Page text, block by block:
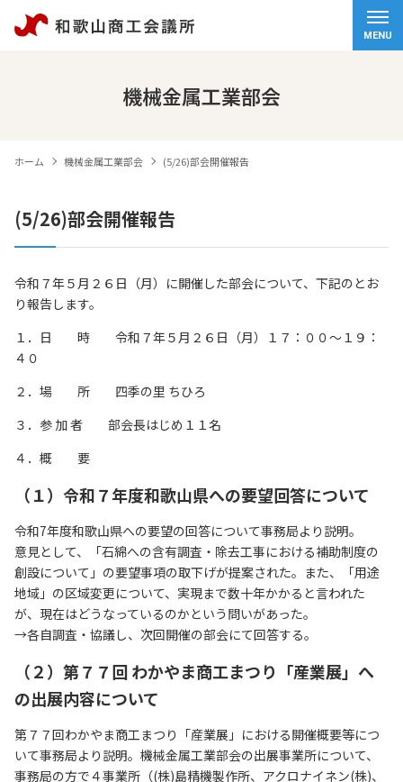
MENU
機械金属工業部会
ホーム 機械金属工業部会 (5/26)部会開催報告
(5/26)部会開催報告
令和７年５月２６日（月）に開催した部会について、下記のとお
り報告します。
１．日 時 令和７年５月２６日（月）１７：００～１９：
４０
２．場 所 四季の里 ちひろ
３．参 加 者 部会長はじめ１１名
４．概 要
（１）令和７年度和歌山県への要望回答について
令和7年度和歌山県への要望の回答について事務局より説明。
意見として、「石綿への含有調査・除去工事における補助制度の
創設について」の要望事項の取下げが提案された。また、「用途
地域」の区域変更について、実現まで数十年かかると言われた
が、現在はどうなっているのかという問いがあった。
→各自調査・協議し、次回開催の部会にて回答する。
（２）第７７回 わかやま商工まつり「産業展」へ
の出展内容について
第７７回わかやま商工まつり「産業展」における開催概要等につ
いて事務局より説明。機械金属工業部会の出展事業所について、
事務局の方で４事業所（(株)島精機製作所、アクロナイネン(株)、
ホーム
経営サポート
検定試験
個人情報保護方針
情報セキュリティ基本方針
サイトマップ
073-422-1111
（受付時間：平日9:00～17:30）
お問い合わせ